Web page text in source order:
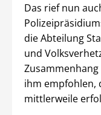
Das rief nun
die Abteilung
und
ihm empfohlen,
mittlerweile